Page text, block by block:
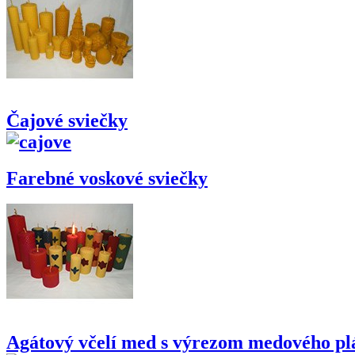
Čajové sviečky
Farebné voskové sviečky
Agátový včelí med s výrezom medového